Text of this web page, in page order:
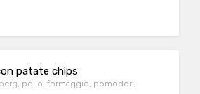
patate chips
pollo, formaggio, pomodori,